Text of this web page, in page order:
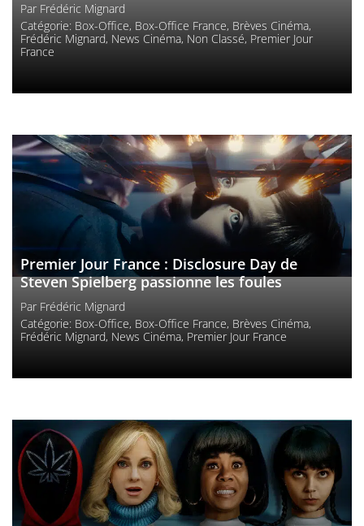
Par Frédéric Mignard
Catégorie: Box-Office, Box-Office France, Brèves Cinéma,
Frédéric Mignard, News Cinéma, Non Classé, Premier Jour
France
Premier Jour France : Disclosure Day de
Steven Spielberg passionne les foules
Par Frédéric Mignard
Catégorie: Box-Office, Box-Office France, Brèves Cinéma,
Frédéric Mignard, News Cinéma, Premier Jour France